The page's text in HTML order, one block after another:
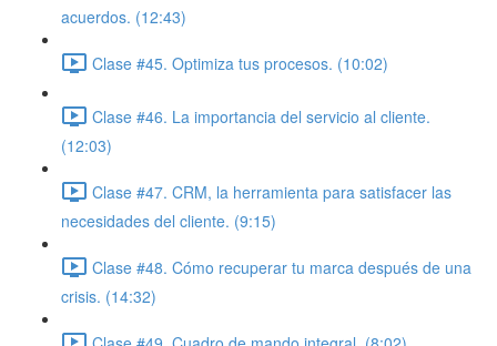
acuerdos. (12:43)
Clase #45. Optimiza tus procesos. (10:02)
Clase #46. La importancia del servicio al cliente.
(12:03)
Clase #47. CRM, la herramienta para satisfacer las
necesidades del cliente. (9:15)
Clase #48. Cómo recuperar tu marca después de una
crisis. (14:32)